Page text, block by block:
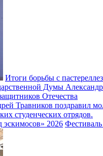
Итоги борьбы с
Отечества
студенческих отрядов.